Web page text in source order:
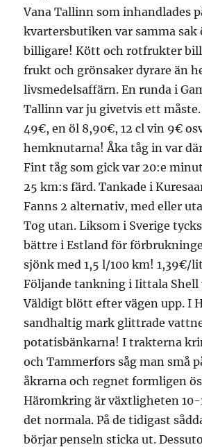
Vana Tallinn som inhandlades
kvartersbutiken var samma sak
billigare! Kött och rotfrukter
frukt och grönsaker dyrare än
livsmedelsaffärn. En runda i
Tallinn var ju givetvis ett
49€, en öl 8,90€, 12 cl vin 9€
hemknutarna! Åka tåg in var
Fint tåg som gick var 20:e
25 km:s färd. Tankade i
Fanns 2 alternativ, med eller
Tog utan. Liksom i Sverige
bättre i Estland för
sjönk med 1,5 l/100 km! 1,39€/
Följande tankning i Iittala Shell
Väldigt blött efter vägen upp. I
sandhaltig mark glittrade
potatisbänkarna! I trakterna
och Tammerfors såg man små
åkrarna och regnet formligen
Häromkring är växtligheten 10-
det normala. På de tidigast
börjar penseln sticka ut.